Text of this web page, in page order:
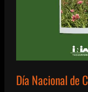
Día Nacional de